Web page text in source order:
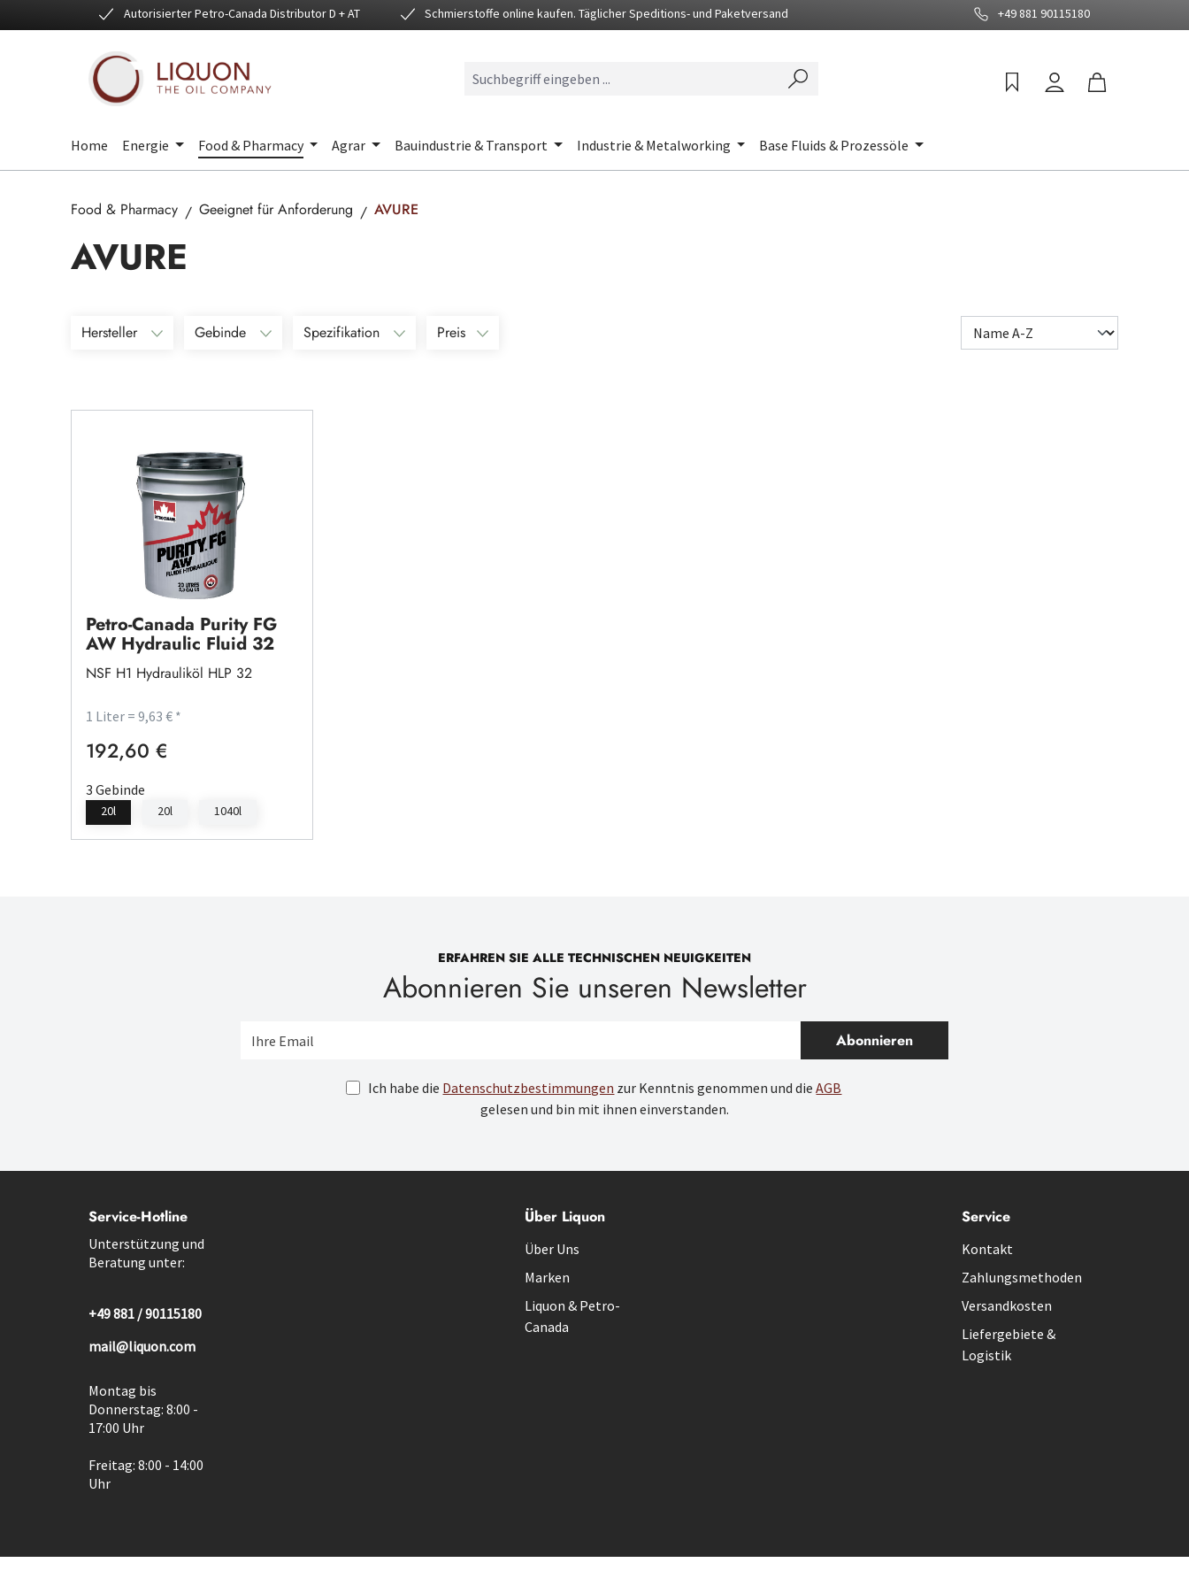
Hauptinhalt springen
Zur Suche springen
Zur Hauptnavigation springenAutorisierter Petro-Canada Distributor D + AT Schmierstoffe online kaufen. Täglicher Speditions- und Paketversand +49 881 90115180
Home Energie Food & Pharmacy Agrar Bauindustrie & Transport Industrie & Metalworking Base Fluids & Prozessöle
Food & Pharmacy Geeignet für Anforderung AVURE
AVURE
Hersteller Gebinde Spezifikation Preis
Petro-Canada Purity FG
AW Hydraulic Fluid 32
NSF H1 Hydrauliköl HLP 32
1 Liter = 9,63 € *
Regulärer Preis:
192,60 €
3 Gebinde
20l 20l 1040l
ERFAHREN SIE ALLE TECHNISCHEN NEUIGKEITEN
Abonnieren Sie unseren Newsletter
Abonnieren
Ich habe die Datenschutzbestimmungen zur Kenntnis genommen und dieAGB
gelesen und bin mit ihnen einverstanden.
Service-Hotline
Unterstützung und
Beratung unter:
+49 881 / 90115180
mail@liquon.com
Montag bis
Donnerstag: 8:00 -
17:00 Uhr
Freitag: 8:00 - 14:00
Uhr
Über Liquon
Über Uns
Marken
Liquon & Petro-
Canada
Service
Kontakt
Zahlungsmethoden
Versandkosten
Liefergebiete &
Logistik